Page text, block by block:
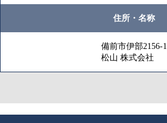
住所・名称
備前市伊部2156-1
松山 株式会社